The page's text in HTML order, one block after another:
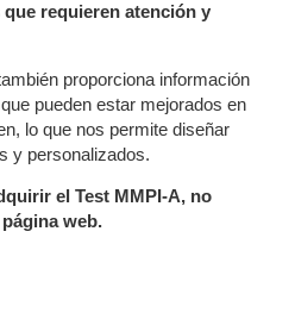
requieren atención y
proporciona información
pueden estar mejorados en
lo que nos permite diseñar
y personalizados.
el Test MMPI-A, no
web.